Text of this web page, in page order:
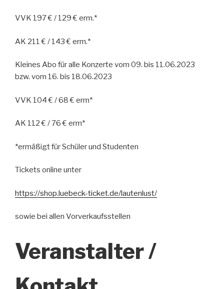
VVK 197 € / 129 € erm.*
AK 211 € / 143 € erm.*
Kleines Abo für alle Konzerte vom 09. bis 11.06.2023
bzw. vom 16. bis 18.06.2023
VVK 104 € / 68 € erm*
AK 112 € / 76 € erm*
*ermäßigt für Schüler und Studenten
Tickets online unter
https://shop.luebeck-ticket.de/lautenlust/
sowie bei allen Vorverkaufsstellen
Veranstalter /